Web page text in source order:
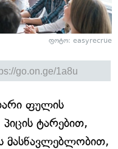
ფოტო: easyrecrue
ფულის
პიცის ტარებით,
მასწავლებლობით,